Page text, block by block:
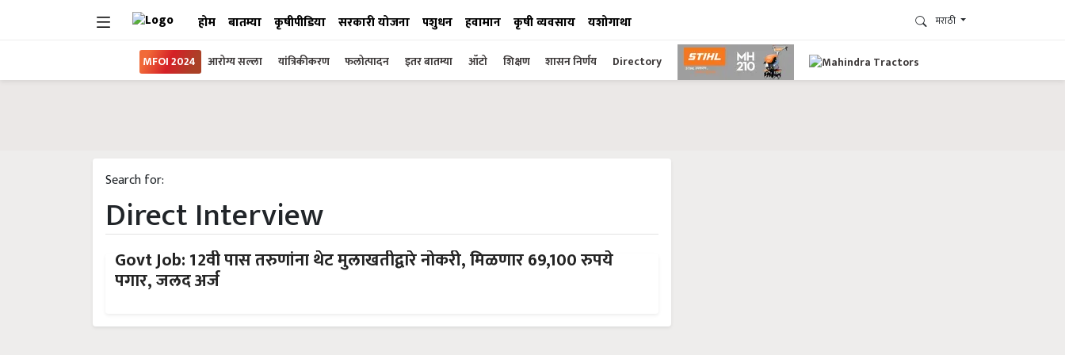
होम बातम्या कृषीपीडिया सरकारी योजना पशुधन हवामान कृषी व्यवसाय यशोगाथा मराठी
MFOI 2024 आरोग्य सल्ला यांत्रिकीकरण फलोत्पादन इतर बातम्या ऑटो शिक्षण शासन निर्णय Directory
Search for:
Direct Interview
Govt Job: 12वी पास तरुणांना थेट मुलाखतीद्वारे नोकरी, मिळणार 69,100 रुपये
पगार, जलद अर्ज